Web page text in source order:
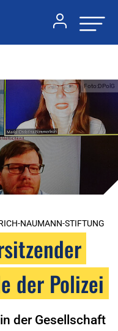
Foto:DPolG
NAUMANN-STIFTUNG
der Polizei
der Gesellschaft